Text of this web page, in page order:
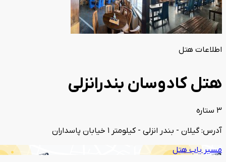
اطلاعات هتل
هتل کادوسان بندرانزلی
3 ستاره
آدرس: گیلان - بندر انزلی - کیلومتر 1 خیابان پاسداران
مسیر یاب هتل